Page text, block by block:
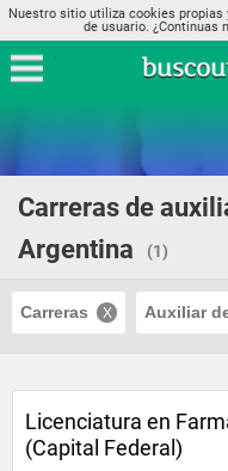
Nuestro sitio utiliza cookies propias
de usuario. ¿Continuas
Carreras de
Argentina
(1)
Carreras Auxiliar
Licenciatura en
(Capital Federal)